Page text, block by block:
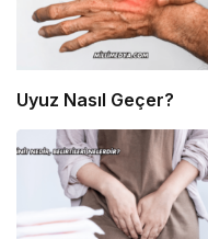
Uyuz Nasıl Geçer?